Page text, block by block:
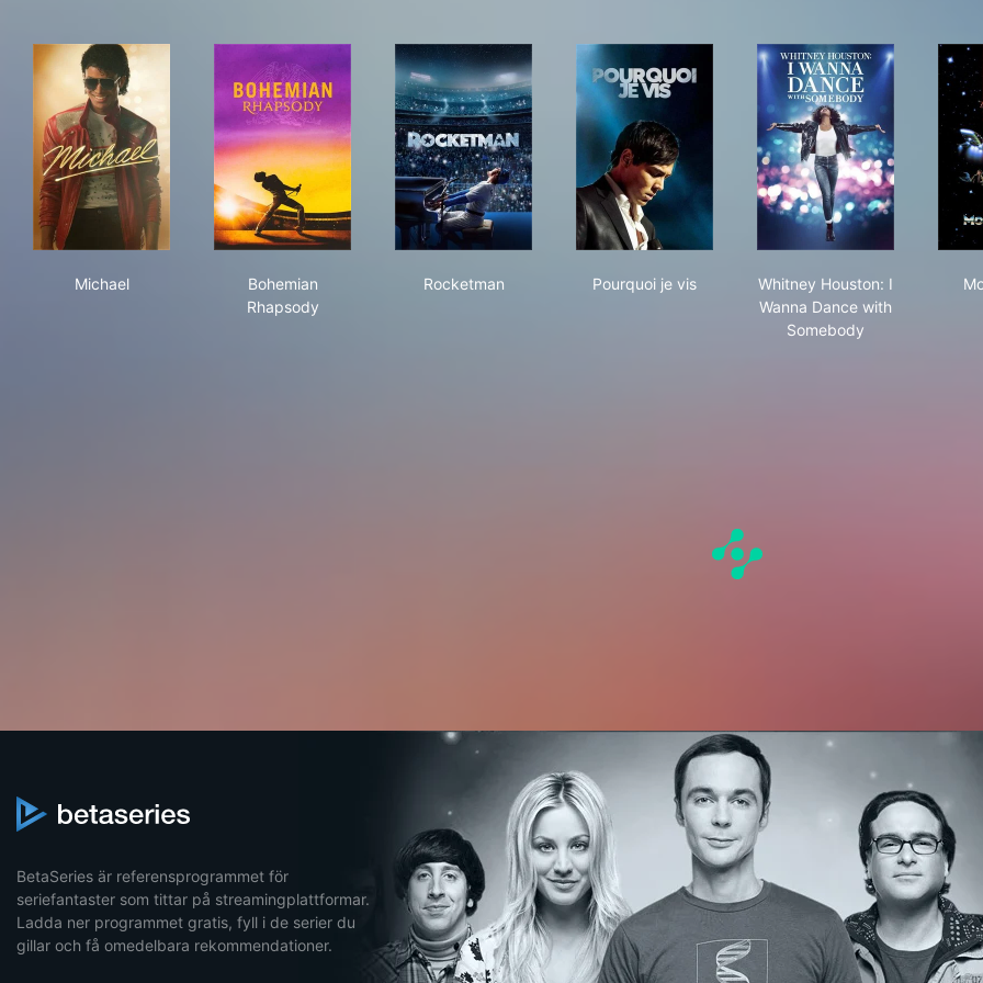
Michael
Bohemian
Rhapsody
Rocketman
Pourquoi je vis
Whitney Houston: I
Wanna Dance with
Somebody
BetaSeries är referensprogrammet för
seriefantaster som tittar på streamingplattformar.
Ladda ner programmet gratis, fyll i de serier du
gillar och få omedelbara rekommendationer.